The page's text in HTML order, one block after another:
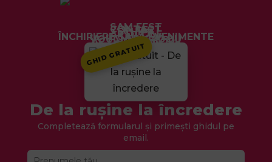
HOME
CURSURI
ACTIVITAȚI COPII
VOUCHER CADOU
ÎNCHIRIERE SALĂ EVENIMENTE
ARTICOLE
ECHIPĂ
CONTACT
SAM FEST
GHID GRATUIT
De la rușine la încredere
Completează formularul și primești ghidul pe
email.